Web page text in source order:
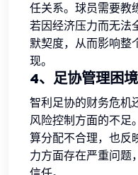
任关系。球员需要教
若因经济压力而无法
默契度，从而影响整
现。
4、足协管理困境
智利足协的财务危机
风险控制方面的不足
算分配不合理，也反
力方面存在严重问题